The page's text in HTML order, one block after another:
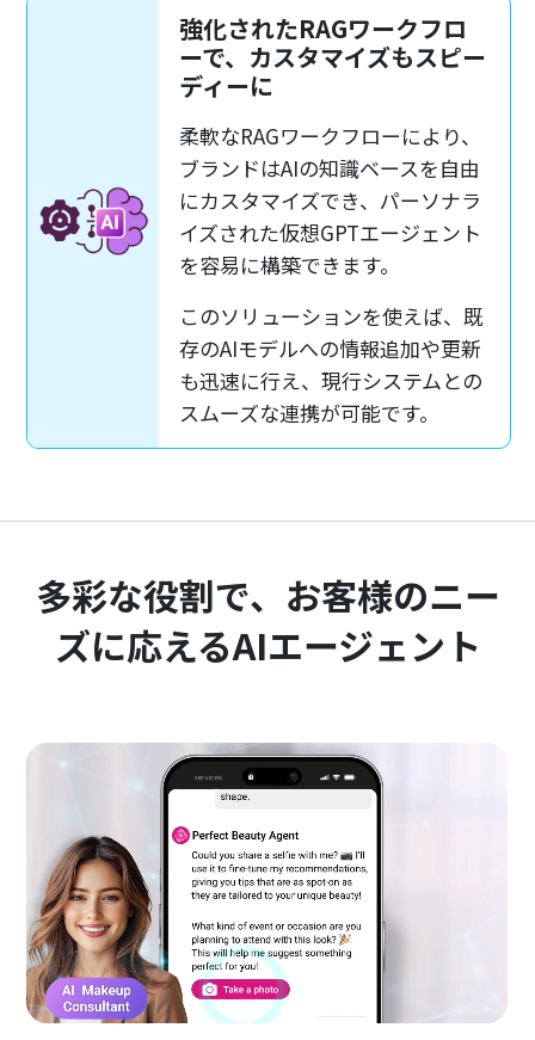
強化されたRAGワークフロ
ーで、カスタマイズもスピー
ディーに
柔軟なRAGワークフローにより、
ブランドはAIの知識ベースを自由
にカスタマイズでき、パーソナラ
イズされた仮想GPTエージェント
を容易に構築できます。
このソリューションを使えば、既
存のAIモデルへの情報追加や更新
も迅速に行え、現行システムとの
スムーズな連携が可能です。
多彩な役割で、お客様のニー
ズに応えるAIエージェント